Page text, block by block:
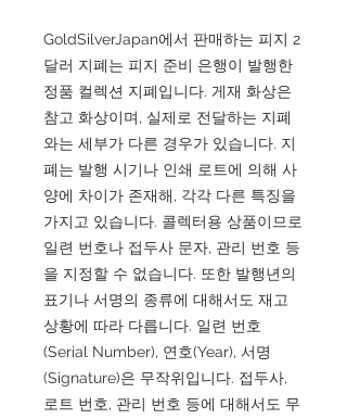
GoldSilverJapan에서 판매하는 피지 2
달러 지폐는 피지 준비 은행이 발행한
정품 컬렉션 지폐입니다. 게재 화상은
참고 화상이며, 실제로 전달하는 지폐
와는 세부가 다른 경우가 있습니다. 지
폐는 발행 시기나 인쇄 로트에 의해 사
양에 차이가 존재해, 각각 다른 특징을
가지고 있습니다. 콜렉터용 상품이므로
일련 번호나 접두사 문자, 관리 번호 등
을 지정할 수 없습니다. 또한 발행년의
표기나 서명의 종류에 대해서도 재고
상황에 따라 다릅니다. 일련 번호
(Serial Number), 연호(Year), 서명
(Signature)은 무작위입니다. 접두사,
로트 번호, 관리 번호 등에 대해서도 무